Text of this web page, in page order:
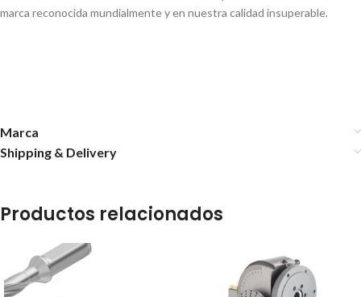
marca reconocida mundialmente y en nuestra calidad insuperable.
Marca
Shipping & Delivery
Productos relacionados